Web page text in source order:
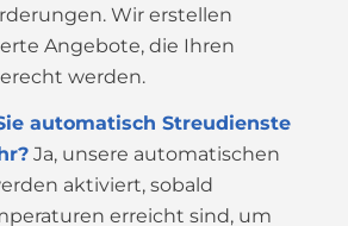
Wir erstellen
Angebote, die Ihren
werden.
automatisch Streudienste
Ja, unsere automatischen
aktiviert, sobald
erreicht sind, um